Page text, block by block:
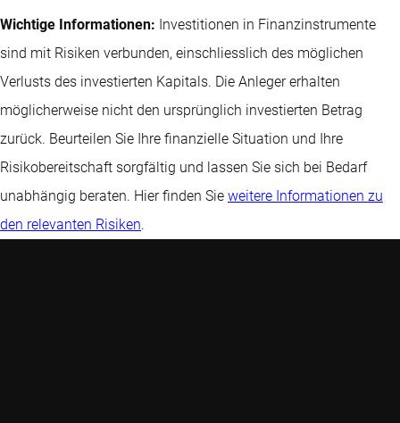
Wichtige Informationen: Investitionen in Finanzinstrumente
sind mit Risiken verbunden, einschliesslich des möglichen
Verlusts des investierten Kapitals. Die Anleger erhalten
möglicherweise nicht den ursprünglich investierten Betrag
zurück. Beurteilen Sie Ihre finanzielle Situation und Ihre
Risikobereitschaft sorgfältig und lassen Sie sich bei Bedarf
unabhängig beraten. Hier finden Sie weitere Informationen zu
den relevanten Risiken.